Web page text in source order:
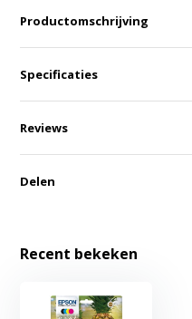
Productomschrijving
Specificaties
Reviews
Delen
Recent bekeken